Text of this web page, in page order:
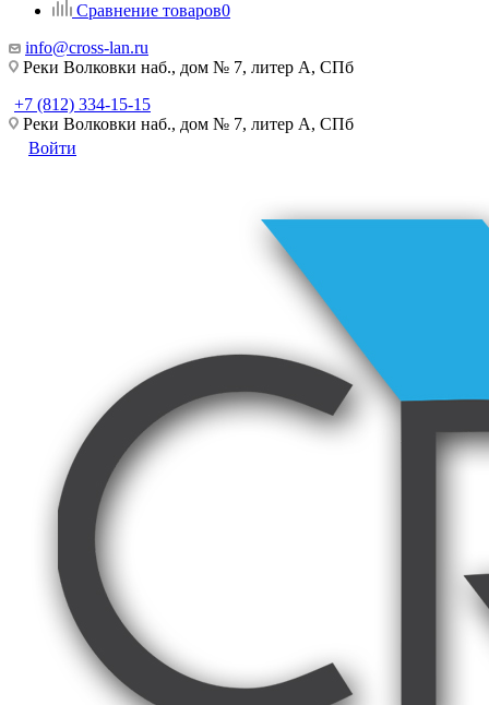
Сравнение товаров0
info@cross-lan.ru
Реки Волковки наб., дом № 7, литер А, СПб
+7 (812) 334-15-15
Реки Волковки наб., дом № 7, литер А, СПб
Войти